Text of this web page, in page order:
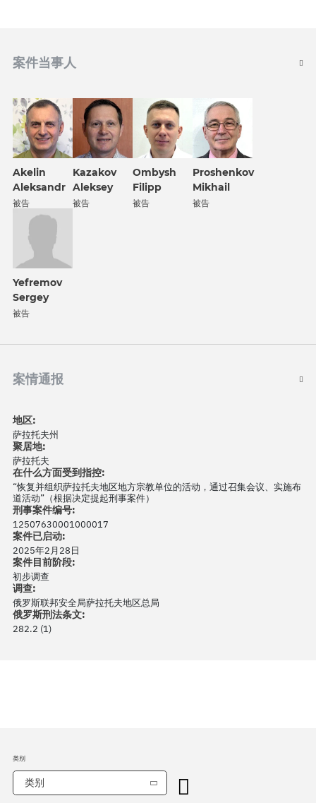
案件当事人
Akelin
Aleksandr
被告
Kazakov
Aleksey
被告
Ombysh
Filipp
被告
Proshenkov
Mikhail
被告
Yefremov
Sergey
被告
案情通报
地区:
萨拉托夫州
聚居地:
萨拉托夫
在什么方面受到指控:
“恢复并组织萨拉托夫地区地方宗教单位的活动，通过召集会议、实施布
道活动”（根据决定提起刑事案件）
刑事案件编号:
12507630001000017
案件已启动:
2025年2月28日
案件目前阶段:
初步调查
调查:
俄罗斯联邦安全局萨拉托夫地区总局
俄罗斯刑法条文:
282.2 (1)
类别
类别